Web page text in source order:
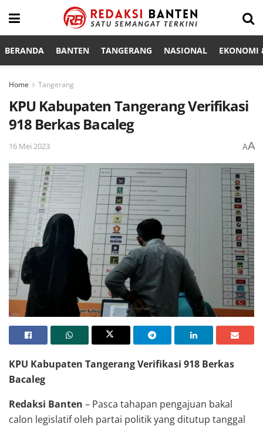
BERANDA BANTEN TANGERANG NASIONAL EKONOMI
Home Tangerang
KPU Kabupaten Tangerang Verifikasi
918 Berkas Bacaleg
16 Mei 2023 AA
KPU Kabupaten Tangerang Verifikasi 918 Berkas
Bacaleg
Redaksi Banten – Pasca tahapan pengajuan bakal
calon legislatif oleh partai politik yang ditutup tanggal